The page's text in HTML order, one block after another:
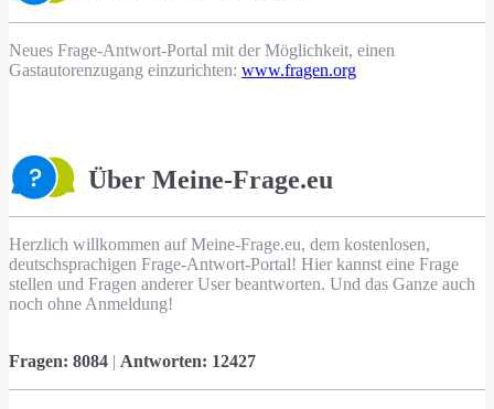
Neues Frage-Antwort-Portal mit der Möglichkeit, einen
Gastautorenzugang einzurichten: www.fragen.org
Über Meine-Frage.eu
Herzlich willkommen auf Meine-Frage.eu, dem kostenlosen,
deutschsprachigen Frage-Antwort-Portal! Hier kannst eine Frage
stellen und Fragen anderer User beantworten. Und das Ganze auch
noch ohne Anmeldung!
Fragen: 8084 | Antworten: 12427